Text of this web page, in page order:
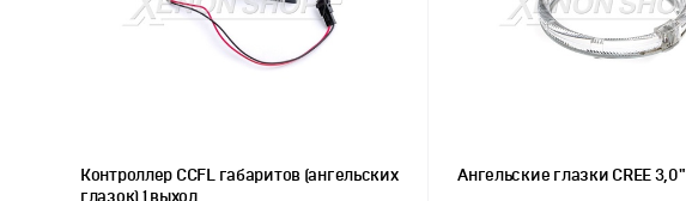
Контроллер CCFL габаритов (ангельских
глазок) 1 выход
Ангельские глазки CREE 3,0"